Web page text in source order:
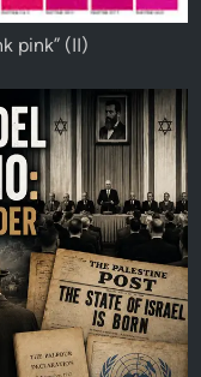
pink” (II)